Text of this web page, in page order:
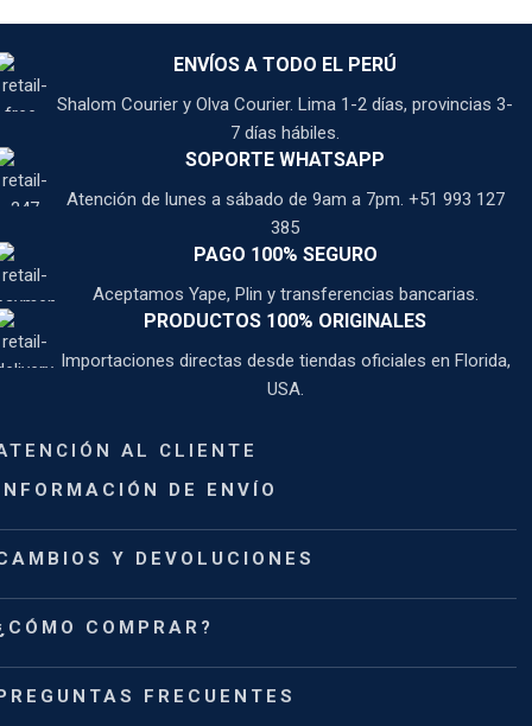
ENVÍOS A TODO EL PERÚ
Shalom Courier y Olva Courier. Lima 1-2 días, provincias 3-
7 días hábiles.
SOPORTE WHATSAPP
Atención de lunes a sábado de 9am a 7pm. +51 993 127
385
PAGO 100% SEGURO
Aceptamos Yape, Plin y transferencias bancarias.
PRODUCTOS 100% ORIGINALES
Importaciones directas desde tiendas oficiales en Florida,
USA.
AL CLIENTE
DE ENVÍO
Y DEVOLUCIONES
COMPRAR?
FRECUENTES